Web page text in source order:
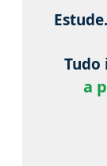
Tudo
a